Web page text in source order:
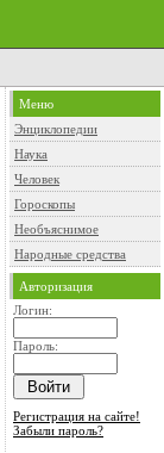
Меню
Энциклопедии
Наука
Человек
Гороскопы
Необъяснимое
Народные средства
Авторизация
Логин:
Пароль:
Регистрация на сайте!
Забыли пароль?